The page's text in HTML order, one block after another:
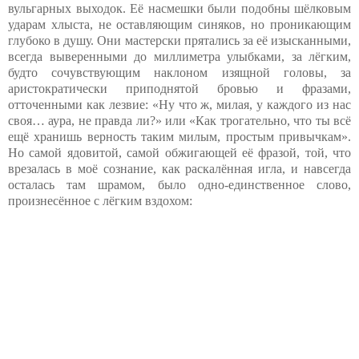
вульгарных выходок. Её насмешки были подобны шёлковым
ударам хлыста, не оставляющим синяков, но проникающим
глубоко в душу. Они мастерски прятались за её изысканными,
всегда выверенными до миллиметра улыбками, за лёгким,
будто сочувствующим наклоном изящной головы, за
аристократически приподнятой бровью и фразами,
отточенными как лезвие: «Ну что ж, милая, у каждого из нас
своя… аура, не правда ли?» или «Как трогательно, что ты всё
ещё хранишь верность таким милым, простым привычкам».
Но самой ядовитой, самой обжигающей её фразой, той, что
врезалась в моё сознание, как раскалённая игла, и навсегда
осталась там шрамом, было одно-единственное слово,
произнесённое с лёгким вздохом: